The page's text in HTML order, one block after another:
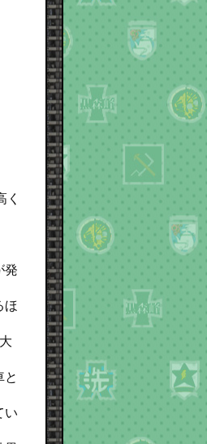
く
発
ほ
と
い